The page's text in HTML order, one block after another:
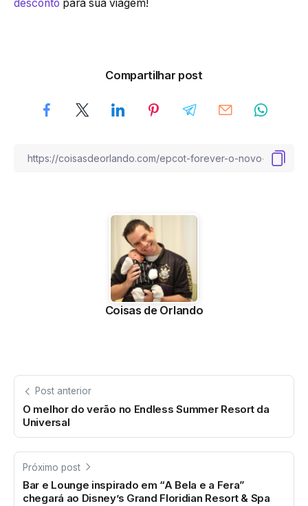
desconto para sua viagem!
Compartilhar post
Coisas de Orlando
Post anterior
O melhor do verão no Endless Summer Resort da
Universal
Próximo post
Bar e Lounge inspirado em “A Bela e a Fera”
chegará ao Disney’s Grand Floridian Resort & Spa